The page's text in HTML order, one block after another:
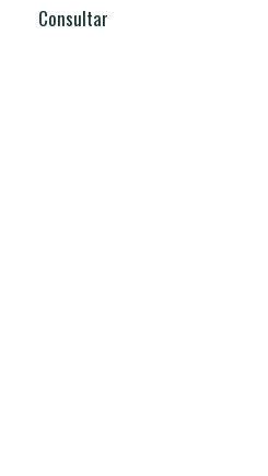
Consultar